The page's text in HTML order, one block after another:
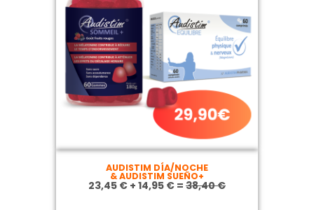
AUDISTIM DÍA/NOCHE
& AUDISTIM SUEÑO+
23,45 € + 14,95 € = 38,40 €